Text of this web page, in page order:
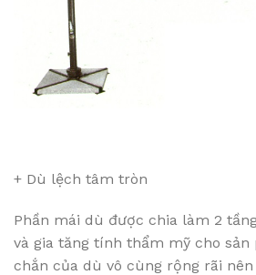
+ Dù lệch tâm tròn
Phần mái dù được chia làm 2
và gia tăng tính thẩm mỹ cho sản
chắn của dù vô cùng rộng rãi